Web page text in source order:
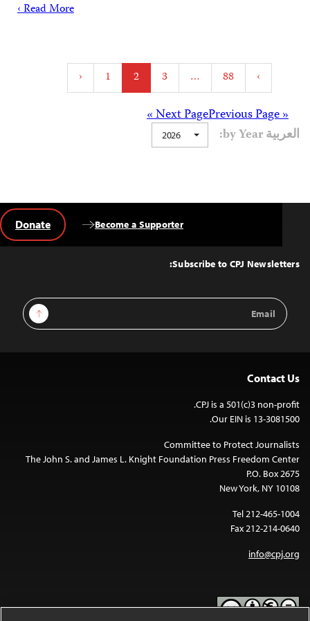
Read More ›
Posts
pagination
‹ 1 2 3 … 88 ›
Posts
navigation
Next Page »
« Previous Page
العربية by Year:
2026
Top
Subscribe to CPJ Newsletters:
Email
Address
Sign Up
Become a Supporter
Donate
Contact Us
CPJ is a 501(c)3 non-profit.
Our EIN is 13-3081500.
Committee to Protect Journalists
The John S. and James L. Knight Foundation Press Freedom Center
P.O. Box 2675
New York, NY 10108
Tel 212-465-1004
Fax 212-214-0640
info@cpj.org